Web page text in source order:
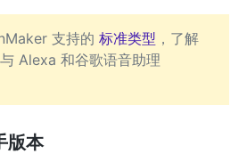
支持的 标准类型 ，了解
Alexa 和谷歌语音助理
版本